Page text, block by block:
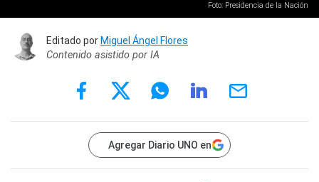
Foto: Presidencia de la Nación
Editado porMiguel Ángel Flores
Contenido asistido por IA
Agregar Diario UNO en